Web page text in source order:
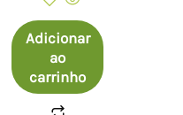
Adicionar
ao
carrinho